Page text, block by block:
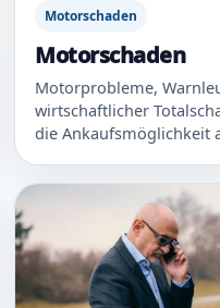
Motorschaden
Motorschaden
Motorprobleme,
wirtschaftlicher
die Ankaufsmöglichkeit